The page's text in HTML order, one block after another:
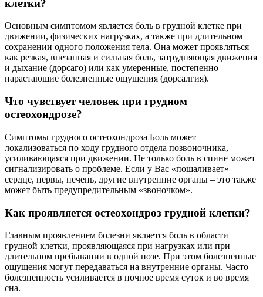
клетки?
Основным симптомом является боль в грудной клетке при
движении, физических нагрузках, а также при длительном
сохранении одного положения тела. Она может проявляться
как резкая, внезапная и сильная боль, затрудняющая движения
и дыхание (дорсаго) или как умеренные, постепенно
нарастающие болезненные ощущения (дорсалгия).
Что чувствует человек при грудном
остеохондрозе?
Симптомы грудного остеохондроза Боль может
локализоваться по ходу грудного отдела позвоночника,
усиливающаяся при движении. Не только боль в спине может
сигнализировать о проблеме. Если у Вас «пошаливает»
сердце, нервы, печень, другие внутренние органы – это также
может быть предупредительным «звоночком».
Как проявляется остеохондроз грудной клетки?
Главным проявлением болезни является боль в области
грудной клетки, проявляющаяся при нагрузках или при
длительном пребывании в одной позе. При этом болезненные
ощущения могут передаваться на внутренние органы. Часто
болезненность усиливается в ночное время суток и во время
сна.